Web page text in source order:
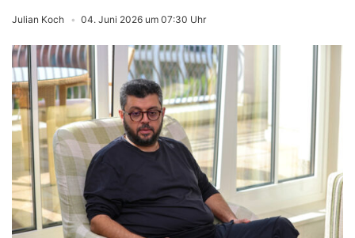
Julian Koch 04. Juni 2026 um 07:30 Uhr